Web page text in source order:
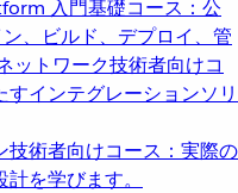
入門基礎コース：公
、ビルド、デプロイ、管
ットワーク技術者向けコ
インテグレーションソリ
技術者向けコース：実際の
を学びます。